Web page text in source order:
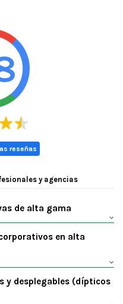
reseñas
y agencias
de alta gama
en alta
y desplegables (dípticos